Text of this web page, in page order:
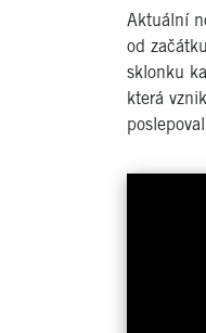
Aktuální
od
sklonku
která